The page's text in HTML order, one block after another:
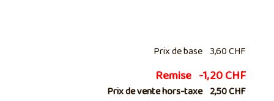
Prix de base 3,60 CHF
Remise -1,20 CHF
Prix de vente hors-taxe 2,50 CHF